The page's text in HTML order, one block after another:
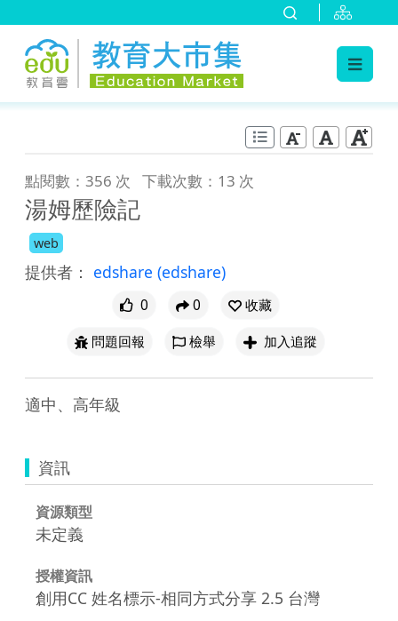
點閱數：356 次 下載次數：13 次
湯姆歷險記
web
提供者： edshare (edshare)
0 0
收藏
問題回報
檢舉 加入追蹤
適中、高年級
資訊
資源類型
未定義
授權資訊
創用CC 姓名標示-相同方式分享 2.5 台灣